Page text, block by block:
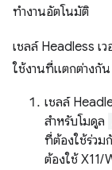
ทำงานอัตโนมัติ
เชลล์ Headless เ
ใช้งานที่แตกต่างกั
เชลล์
สำหรับโมดูล
ที่ต้องใช้ร่วม
ต้องใช้ X11/